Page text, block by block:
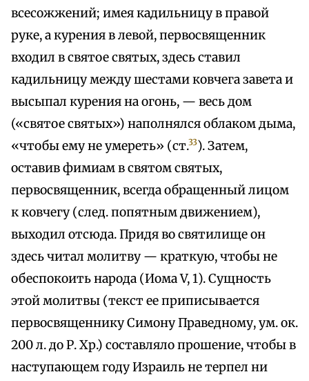
всесожжений; имея кадильницу в правой
руке, а курения в левой, первосвященник
входил в святое святых, здесь ставил
кадильницу между шестами ковчега завета и
высыпал курения на огонь, — весь дом
(«святое святых») наполнялся облаком дыма,
«чтобы ему не умереть» (ст.33). Затем,
оставив фимиам в святом святых,
первосвященник, всегда обращенный лицом
к ковчегу (след. попятным движением),
выходил отсюда. Придя во святилище он
здесь читал молитву — краткую, чтобы не
обеспокоить народа (Иома V, 1). Сущность
этой молитвы (текст ее приписывается
первосвященнику Симону Праведному, ум. ок.
200 л. до Р. Хр.) составляло прошение, чтобы в
наступающем году Израиль не терпел ни